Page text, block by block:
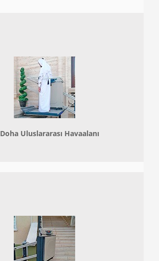
Doha Uluslararası Havaalanı